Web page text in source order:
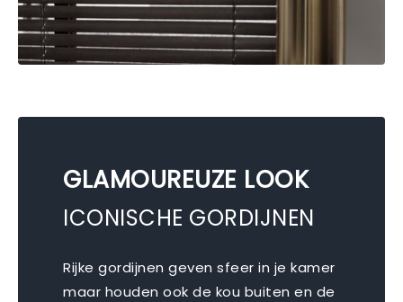
GLAMOUREUZE LOOK
ICONISCHE GORDIJNEN
Rijke gordijnen geven sfeer in je kamer
maar houden ook de kou buiten en de